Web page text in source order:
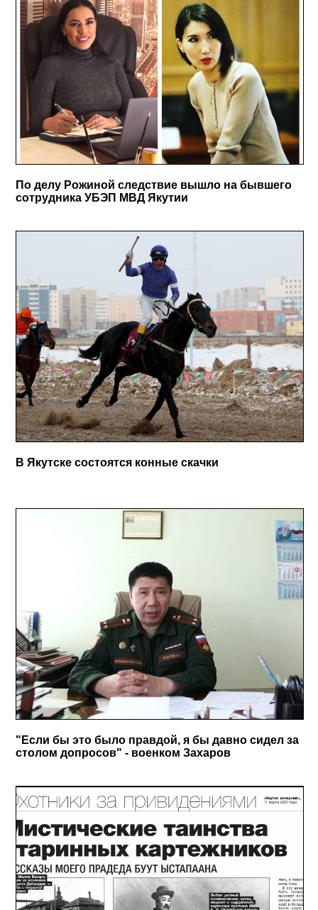
По делу Рожиной следствие вышло на бывшего
сотрудника УБЭП МВД Якутии
В Якутске состоятся конные скачки
"Если бы это было правдой, я бы давно сидел за
столом допросов" - военком Захаров